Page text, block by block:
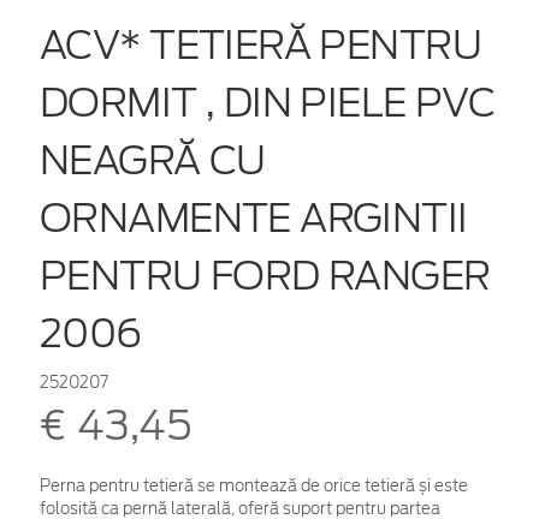
ACV* TETIERĂ PENTRU
DORMIT , DIN PIELE PVC
NEAGRĂ CU
ORNAMENTE ARGINTII
PENTRU FORD RANGER
2006
2520207
€ 43,45
Perna pentru tetieră se montează de orice tetieră și este
folosită ca pernă laterală, oferă suport pentru partea